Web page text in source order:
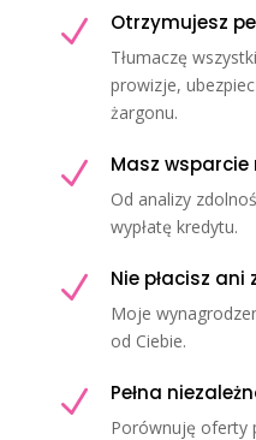
N Otrzymujesz
Tłumaczę
prowizje,
żargonu.
N Masz
Od analizy
wypłatę kredytu.
N Nie płacisz ani
Moje
od Ciebie.
N Pełna
Porównuję oferty